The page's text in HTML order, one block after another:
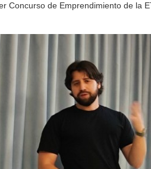
Concurso de Emprendimiento de la